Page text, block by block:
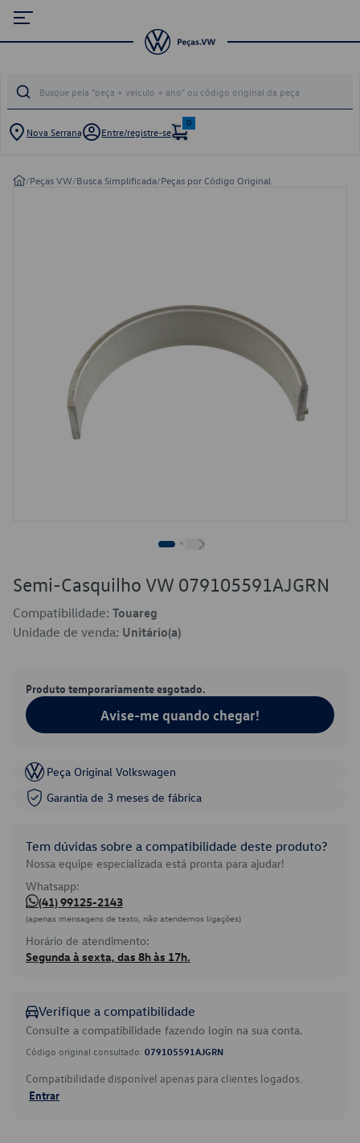
Nova Serrana Entre/registre-se
0
/Peças VW/Busca Simplificada/Peças por Código Original
Semi-Casquilho VW 079105591AJGRN
Compatibilidade: Touareg
Unidade de venda: Unitário(a)
Produto temporariamente esgotado.
Avise-me quando chegar!
Peça Original Volkswagen
Garantia de 3 meses de fábrica
Tem dúvidas sobre a compatibilidade deste produto?
Nossa equipe especializada está pronta para ajudar!
Whatsapp:
(41) 99125-2143
(apenas mensagens de texto, não atendemos ligações)
Horário de atendimento:
Segunda à sexta, das 8h às 17h.
Verifique a compatibilidade
Consulte a compatibilidade fazendo login na sua conta.
Código original consultado: 079105591AJGRN
Compatibilidade disponível apenas para clientes logados.
Entrar